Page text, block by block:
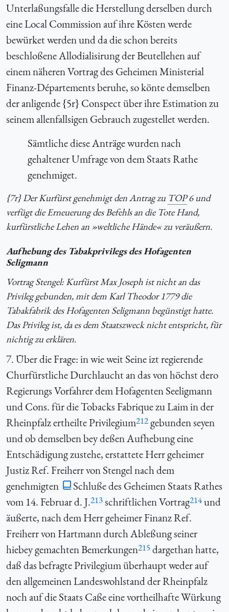
Unterlaßungsfalle die Herstellung derselben durch
eine Local Commission auf ihre Kösten werde
bewürket werden und da die schon bereits
beschloßene Allodialisirung der Beutellehen auf
einem näheren Vortrag des Geheimen Ministerial
Finanz-Départements beruhe, so könte demselben
der anligende {5r} Conspect über ihre Estimation zu
seinem allenfallsigen Gebrauch zugestellet werden.
Sämtliche diese Anträge wurden nach
gehaltener Umfrage von dem Staats Rathe
genehmiget.
{7r} Der Kurfürst genehmigt den Antrag zu TOP6 und
verfügt die Erneuerung des Befehls an die Tote Hand,
kurfürstliche Lehen an »weltliche Hände« zu veräußern.
Aufhebung des Tabakprivilegs des Hofagenten
Seligmann
Vortrag Stengel: Kurfürst Max Joseph ist nicht an das
Privileg gebunden, mit dem Karl Theodor 1779 die
Tabakfabrik des Hofagenten Seligmann begünstigt hatte.
Das Privileg ist, da es dem Staatszweck nicht entspricht, für
nichtig zu erklären.
7. Über die Frage: in wie weit Seine izt regierende
Churfürstliche Durchlaucht an das von höchst dero
Regierungs Vorfahrer dem Hofagenten Seeligmann
und Cons. für die Tobacks Fabrique zu Laim in der
Rheinpfalz ertheilte Privilegium212gebunden seyen
und ob demselben bey deßen Aufhebung eine
Entschädigung zustehe, erstattete Herr geheimer
Justiz Ref. Freiherr von Stengel nach dem
genehmigten
Schluße des Geheimen Staats Rathes
vom 14. Februar d. J.213schriftlichen Vortrag214und
äußerte, nach dem Herr geheimer Finanz Ref.
Freiherr von Hartmann durch Ableßung seiner
hiebey gemachten Bemerkungen215 dargethan hatte,
daß das befragte Privilegium überhaupt weder auf
den allgemeinen Landeswohlstand der Rheinpfalz
noch auf die Staats Caße eine vortheilhafte Würkung